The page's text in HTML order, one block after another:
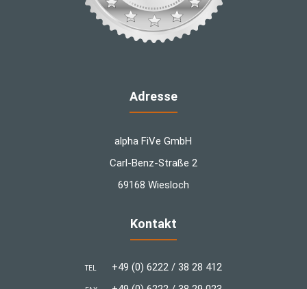
Adresse
alpha FiVe GmbH
Carl-Benz-Straße 2
69168 Wiesloch
Kontakt
TEL +49 (0) 6222 / 38 28 412